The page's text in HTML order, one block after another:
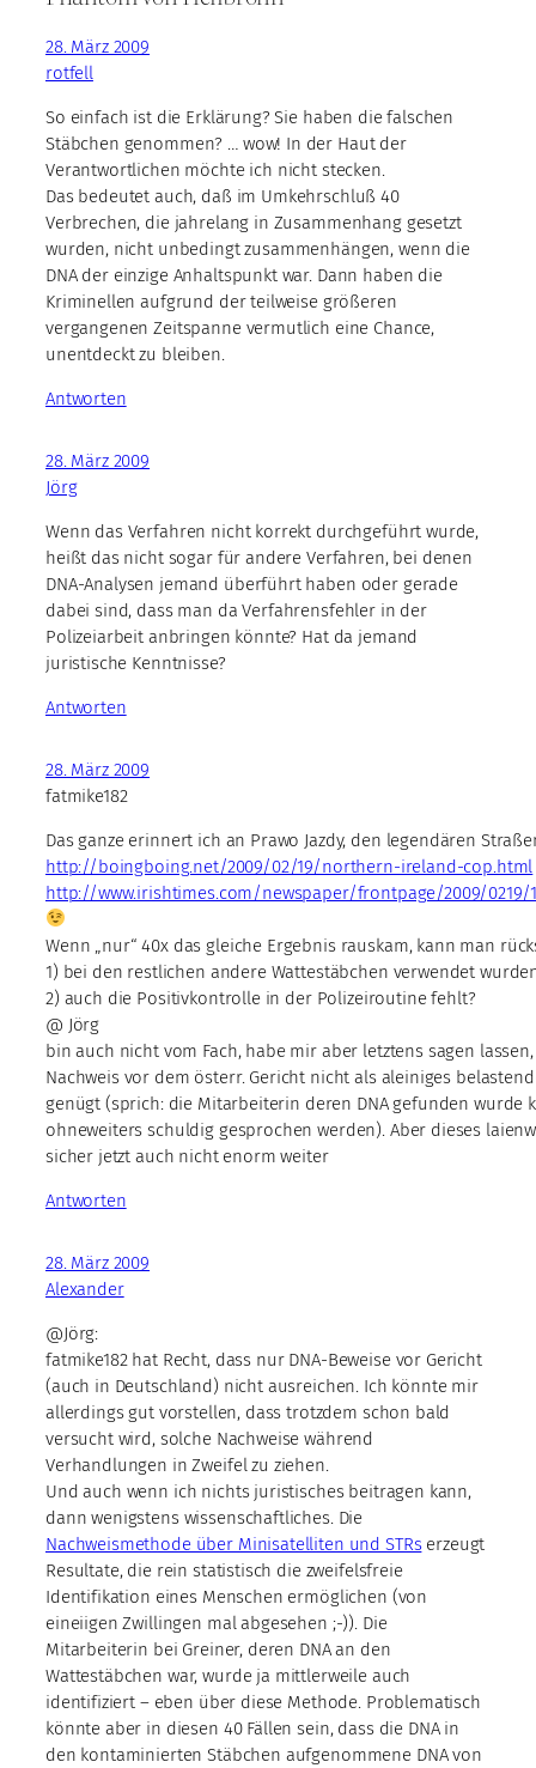
28. März 2009
rotfell
So einfach ist die Erklärung? Sie haben die falschen
Stäbchen genommen? … wow! In der Haut der
Verantwortlichen möchte ich nicht stecken.
Das bedeutet auch, daß im Umkehrschluß 40
Verbrechen, die jahrelang in Zusammenhang gesetzt
wurden, nicht unbedingt zusammenhängen, wenn die
DNA der einzige Anhaltspunkt war. Dann haben die
Kriminellen aufgrund der teilweise größeren
vergangenen Zeitspanne vermutlich eine Chance,
unentdeckt zu bleiben.
Antworten
28. März 2009
Jörg
Wenn das Verfahren nicht korrekt durchgeführt wurde,
heißt das nicht sogar für andere Verfahren, bei denen
DNA-Analysen jemand überführt haben oder gerade
dabei sind, dass man da Verfahrensfehler in der
Polizeiarbeit anbringen könnte? Hat da jemand
juristische Kenntnisse?
Antworten
28. März 2009
fatmike182
Das ganze erinnert ich an Prawo Jazdy, den legendären
http://boingboing.net/2009/02/19/northern-ireland-cop.html
http://www.irishtimes.com/newspaper/frontpage/2009/0219/
Wenn „nur“ 40x das gleiche Ergebnis rauskam, kann man
1) bei den restlichen andere Wattestäbchen verwendet
2) auch die Positivkontrolle in der Polizeiroutine fehlt?
@ Jörg
bin auch nicht vom Fach, habe mir aber letztens sagen
Nachweis vor dem österr. Gericht nicht als aleiniges
genügt (sprich: die Mitarbeiterin deren DNA gefunden wurde
ohneweiters schuldig gesprochen werden). Aber dieses
sicher jetzt auch nicht enorm weiter
Antworten
28. März 2009
Alexander
@Jörg:
fatmike182 hat Recht, dass nur DNA-Beweise vor Gericht
(auch in Deutschland) nicht ausreichen. Ich könnte mir
allerdings gut vorstellen, dass trotzdem schon bald
versucht wird, solche Nachweise während
Verhandlungen in Zweifel zu ziehen.
Und auch wenn ich nichts juristisches beitragen kann,
dann wenigstens wissenschaftliches. Die
Nachweismethode über Minisatelliten und STRserzeugt
Resultate, die rein statistisch die zweifelsfreie
Identifikation eines Menschen ermöglichen (von
eineiigen Zwillingen mal abgesehen ;-)). Die
Mitarbeiterin bei Greiner, deren DNA an den
Wattestäbchen war, wurde ja mittlerweile auch
identifiziert – eben über diese Methode. Problematisch
könnte aber in diesen 40 Fällen sein, dass die DNA in
den kontaminierten Stäbchen aufgenommene DNA von